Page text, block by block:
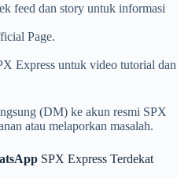
feed dan story untuk informasi
Page.
Express untuk video tutorial dan
(DM) ke akun resmi SPX
atau melaporkan masalah.
SPX Express Terdekat